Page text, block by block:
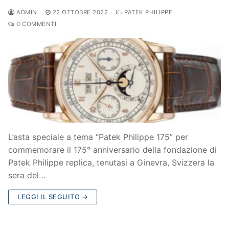
ADMIN 22 OTTOBRE 2022
PATEK PHILIPPE
0 COMMENTI
L’asta speciale a tema “Patek Philippe 175” per
commemorare il 175° anniversario della fondazione di
Patek Philippe replica, tenutasi a Ginevra, Svizzera la
sera del…
LEGGI IL SEGUITO →